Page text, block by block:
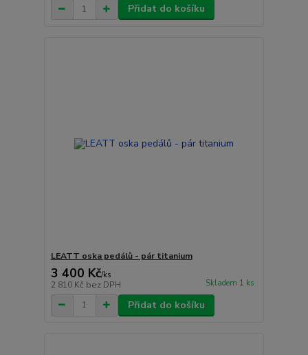
Přidat do košíku
LEATT oska pedálů - pár titanium
3 400 Kč/ks
2 810 Kč bez DPH Skladem 1 ks
Přidat do košíku